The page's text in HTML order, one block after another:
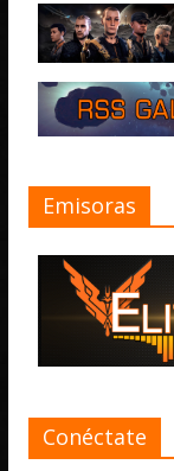
Emisoras
Conéctate